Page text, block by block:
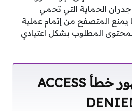
الحماية التي تحمي
يمنع المتصفح من إتمام عملية
المطلوب بشكل اعتيادي
أسباب ظهور خطأ ACCESS